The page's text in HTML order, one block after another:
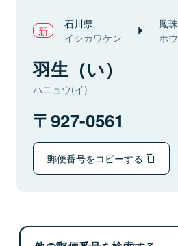
石川県
イシカワケン
鳳
ホ
羽生（い）
ハニュウ(イ)
927-0561
郵便番号をコピーする